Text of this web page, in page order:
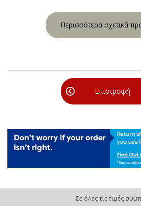
Περισσότερα σχετικά
Επιστροφή
Σε όλες τις τιμές